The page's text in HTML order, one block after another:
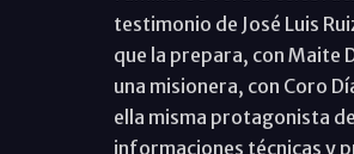
testimonio de José Luis
que la prepara, con Maite
una misionera, con Coro
ella misma protagonista
informaciones técnicas y